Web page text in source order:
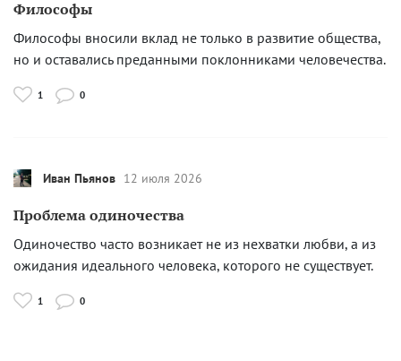
Философы
Философы вносили вклад не только в развитие общества,
но и оставались преданными поклонниками человечества.
1 0
Иван Пьянов 12 июля 2026
Проблема одиночества
Одиночество часто возникает не из нехватки любви, а из
ожидания идеального человека, которого не существует.
1 0